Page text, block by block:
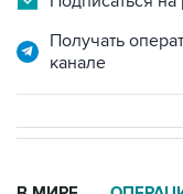
Получать
канале